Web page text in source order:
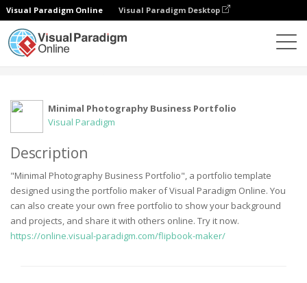
Visual Paradigm Online Visual Paradigm Desktop
Minimal Photography Business Portfolio
Visual Paradigm
Description
"Minimal Photography Business Portfolio", a portfolio template
designed using the portfolio maker of Visual Paradigm Online. You
can also create your own free portfolio to show your background
and projects, and share it with others online. Try it now.
https://online.visual-paradigm.com/flipbook-maker/